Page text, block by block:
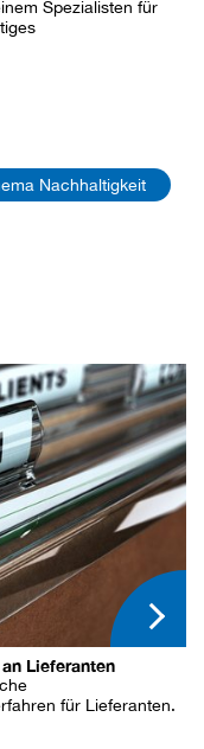
Spezialisten für
Nachhaltigkeit
Lieferanten
für Lieferanten.